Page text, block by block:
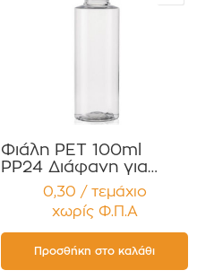
Φιάλη PET 100ml
PP24 Διάφανη για
Κρέμες, Έλαια,
Σαμπουάν ,
Αφρόλουτρα ,
Αντηλιακά Συσκευασία
12 τεμαχίων
0,30 / τεμάχιο
χωρίς Φ.Π.Α
Προσθήκη στο καλάθι